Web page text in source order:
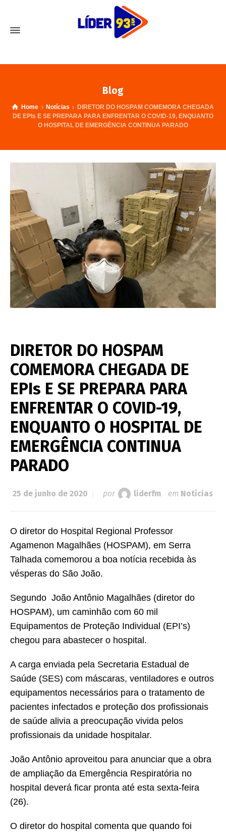
Blog
Home Notícias
DIRETOR DO HOSPAM COMEMORA CHEGADA
DE EPIs E SE PREPARA PARA ENFRENTAR O COVID-19, ENQUANTO
O HOSPITAL DE EMERGÊNCIA CONTINUA PARADO
DIRETOR DO HOSPAM
COMEMORA CHEGADA DE
EPIs E SE PREPARA PARA
ENFRENTAR O COVID-19,
ENQUANTO O HOSPITAL DE
EMERGÊNCIA CONTINUA
PARADO
25 de junho de 2020 por liderfm em Notícias
O diretor do Hospital Regional Professor
Agamenon Magalhães (HOSPAM), em Serra
Talhada comemorou a boa notícia recebida às
vésperas do São João.
Segundo João Antônio Magalhães (diretor do
HOSPAM), um caminhão com 60 mil
Equipamentos de Proteção Individual (EPI’s)
chegou para abastecer o hospital.
A carga enviada pela Secretaria Estadual de
Saúde (SES) com máscaras, ventiladores e outros
equipamentos necessários para o tratamento de
pacientes infectados e proteção dos profissionais
de saúde alivia a preocupação vivida pelos
profissionais da unidade hospitalar.
João Antônio aproveitou para anunciar que a obra
de ampliação da Emergência Respiratória no
hospital deverá ficar pronta até esta sexta-feira
(26).
O diretor do hospital comenta que quando foi